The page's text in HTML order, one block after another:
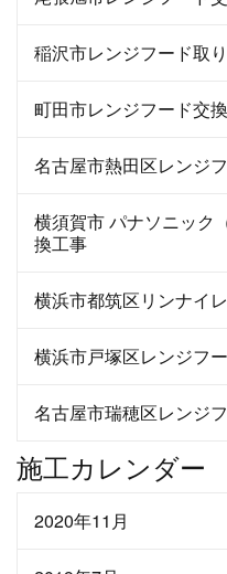
稲沢市レンジフード取
町田市レンジフード交
名古屋市熱田区レンジ
横須賀市 パナソニック
換工事
横浜市都筑区リンナイ
横浜市戸塚区レンジフ
名古屋市瑞穂区レンジ
施工カレンダー
2020年11月